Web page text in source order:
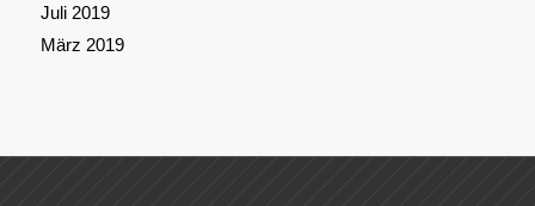
Juli 2019
März 2019